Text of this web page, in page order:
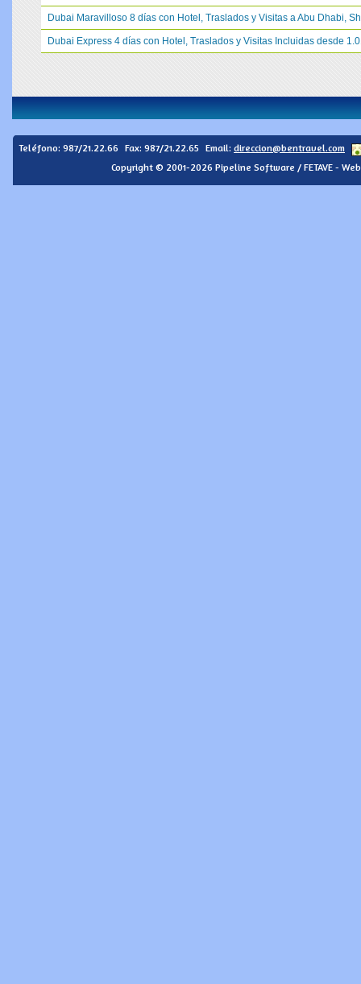
Dubai Maravilloso 8 días con Hotel, Traslados y Visitas a Abu Dhabi,
Dubai Express 4 días con Hotel, Traslados y Visitas Incluidas desde
Teléfono: 987/21.22.66 Fax: 987/21.22.65 Email: direccion@bentravel.com
Copyright © 2001-2026 Pipeline Software / FETAVE -